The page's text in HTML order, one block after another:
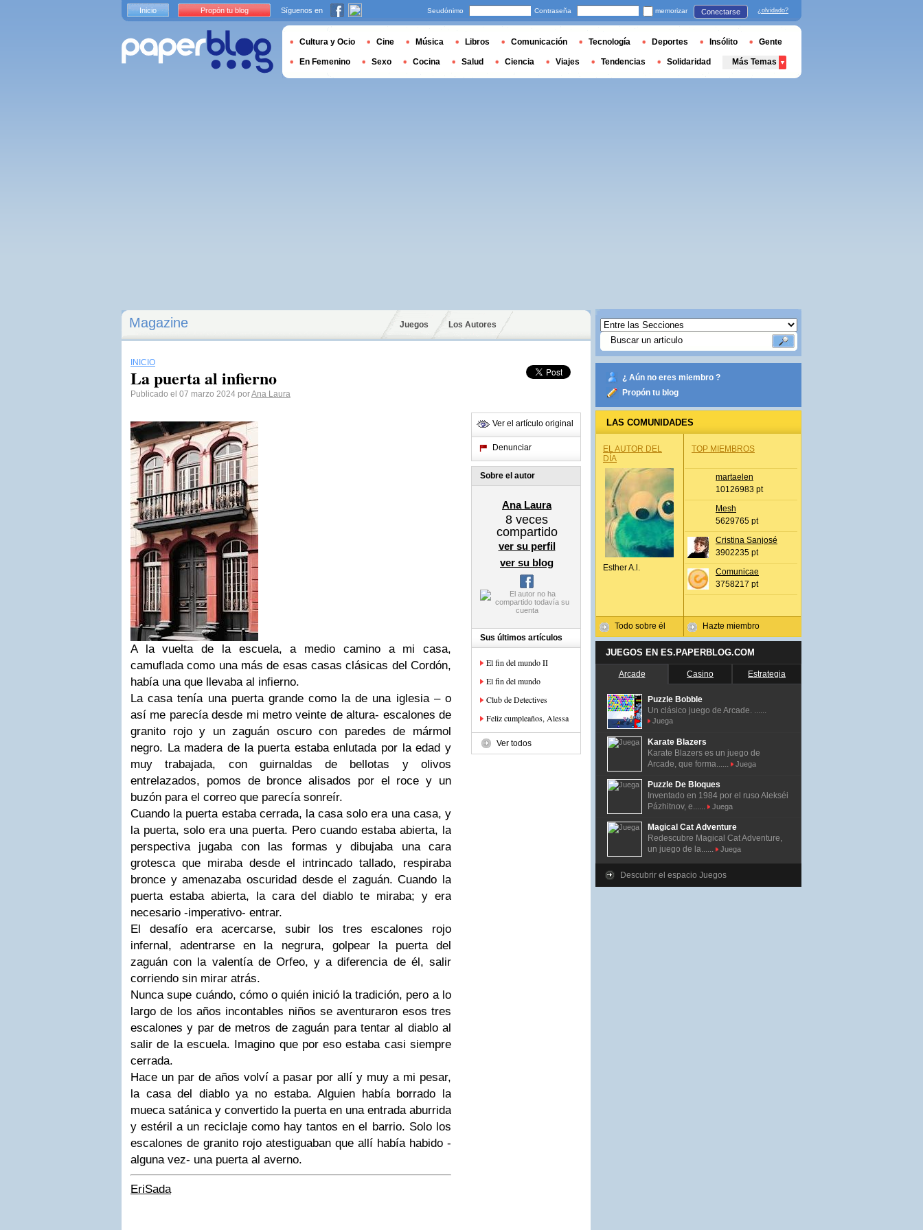
Magazine Juegos Los Autores
INICIO
La puerta al infierno
Publicado el 07 marzo 2024 porAna Laura
Ala vuelta de la escuela, a medio camino a mi casa,
camuflada como una más de esas casas clásicas del Cordón,
había una que llevaba al infierno.
La casa tenía una puerta grande como la de una iglesia – o
así me parecía desde mi metro veinte de altura- escalones de
granito rojo y un zaguán oscuro con paredes de mármol
negro. La madera de la puerta estaba enlutada por la edad y
muy trabajada, con guirnaldas de bellotas y olivos
entrelazados, pomos de bronce alisados por el roce y un
buzón para el correo que parecía sonreír.
Cuando la puerta estaba cerrada, la casa solo era una casa, y
la puerta, solo era una puerta. Pero cuando estaba abierta, la
perspectiva jugaba con las formas y dibujaba una cara
grotesca que miraba desde el intrincado tallado, respiraba
bronce y amenazaba oscuridad desde el zaguán. Cuando la
puerta estaba abierta, la cara del diablo te miraba; y era
necesario -imperativo- entrar.
El desafío era acercarse, subir los tres escalones rojo
infernal, adentrarse en la negrura, golpear la puerta del
zaguán con la valentía de Orfeo, y a diferencia de él, salir
corriendo sin mirar atrás.
Nunca supe cuándo, cómo o quién inició la tradición, pero a lo
largo de los años incontables niños se aventuraron esos tres
escalones y par de metros de zaguán para tentar al diablo al
salir de la escuela. Imagino que por eso estaba casi siempre
cerrada.
Hace un par de años volví a pasar por allí y muy a mi pesar,
la casa del diablo ya no estaba. Alguien había borrado la
mueca satánica y convertido la puerta en una entrada aburrida
y estéril a un reciclaje como hay tantos en el barrio. Solo los
escalones de granito rojo atestiguaban que allí había habido -
alguna vez- una puerta al averno.
EriSada
Ver el artículo original
Denunciar
Sobre el autor
Ana Laura
8 veces
compartido
ver su perfil
ver su blog
Sus últimos artículos
El fin del mundo II
El fin del mundo
Club de Detectives
Feliz cumpleaños, Alessa
Ver todos
¿ Aún no eres miembro ?
Propón tu blog
LAS COMUNIDADES
EL AUTOR DEL
DÍA
Esther A.l.
Todo sobre él
TOP MIEMBROS
martaelen
10126983 pt
Mesh
5629765 pt
Cristina Sanjosé
3902235 pt
Comunicae
3758217 pt
Hazte miembro
JUEGOS EN ES.PAPERBLOG.COM
Arcade Casino Estrategia
Puzzle Bobble
Un clásico juego de Arcade. ......
Juega
Karate Blazers
Karate Blazers es un juego de
Arcade, que forma......
Juega
Puzzle De Bloques
Inventado en 1984 por el ruso Alekséi
Pázhitnov, e......
Juega
Magical Cat Adventure
Redescubre Magical Cat Adventure,
un juego de la......
Juega
Descubrir el espacio Juegos
Inicio Propón tu blog Síguenos en Seudónimo Contraseña memorizar Conectarse ¿olvidado?
Cultura y Ocio Cine Música Libros Comunicación Tecnología Deportes Insólito Gente
En Femenino Sexo Cocina Salud Ciencia Viajes Tendencias Solidaridad Más Temas